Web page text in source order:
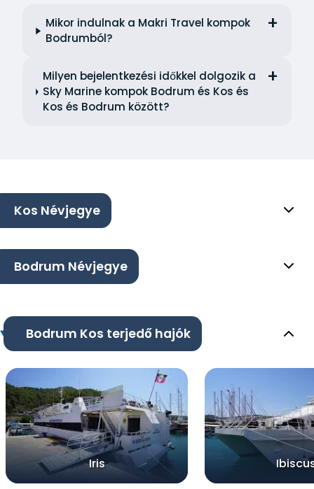
Mikor indulnak a Makri Travel kompok
Bodrumból?
Milyen bejelentkezési időkkel dolgozik a
Sky Marine kompok Bodrum és Kos és
Kos és Bodrum között?
Kos Névjegye
Bodrum Névjegye
Bodrum Kos terjedő hajók
Iris